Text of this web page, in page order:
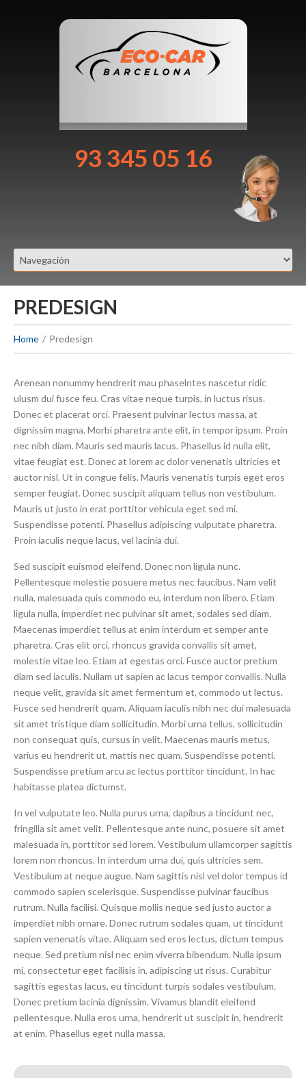
93 345 05 16
PREDESIGN
Home Predesign
Arenean nonummy hendrerit mau phaselntes nascetur ridic
ulusm dui fusce feu. Cras vitae neque turpis, in luctus risus.
Donec et placerat orci. Praesent pulvinar lectus massa, at
dignissim magna. Morbi pharetra ante elit, in tempor ipsum. Proin
nec nibh diam. Mauris sed mauris lacus. Phasellus id nulla elit,
vitae feugiat est. Donec at lorem ac dolor venenatis ultricies et
auctor nisl. Ut in congue felis. Mauris venenatis turpis eget eros
semper feugiat. Donec suscipit aliquam tellus non vestibulum.
Mauris ut justo in erat porttitor vehicula eget sed mi.
Suspendisse potenti. Phasellus adipiscing vulputate pharetra.
Proin iaculis neque lacus, vel lacinia dui.
Sed suscipit euismod eleifend. Donec non ligula nunc.
Pellentesque molestie posuere metus nec faucibus. Nam velit
nulla, malesuada quis commodo eu, interdum non libero. Etiam
ligula nulla, imperdiet nec pulvinar sit amet, sodales sed diam.
Maecenas imperdiet tellus at enim interdum et semper ante
pharetra. Cras elit orci, rhoncus gravida convallis sit amet,
molestie vitae leo. Etiam at egestas orci. Fusce auctor pretium
diam sed iaculis. Nullam ut sapien ac lacus tempor convallis. Nulla
neque velit, gravida sit amet fermentum et, commodo ut lectus.
Fusce sed hendrerit quam. Aliquam iaculis nibh nec dui malesuada
sit amet tristique diam sollicitudin. Morbi urna tellus, sollicitudin
non consequat quis, cursus in velit. Maecenas mauris metus,
varius eu hendrerit ut, mattis nec quam. Suspendisse potenti.
Suspendisse pretium arcu ac lectus porttitor tincidunt. In hac
habitasse platea dictumst.
In vel vulputate leo. Nulla purus urna, dapibus a tincidunt nec,
fringilla sit amet velit. Pellentesque ante nunc, posuere sit amet
malesuada in, porttitor sed lorem. Vestibulum ullamcorper sagittis
lorem non rhoncus. In interdum urna dui, quis ultricies sem.
Vestibulum at neque augue. Nam sagittis nisl vel dolor tempus id
commodo sapien scelerisque. Suspendisse pulvinar faucibus
rutrum. Nulla facilisi. Quisque mollis neque sed justo auctor a
imperdiet nibh ornare. Donec rutrum sodales quam, ut tincidunt
sapien venenatis vitae. Aliquam sed eros lectus, dictum tempus
neque. Sed pretium nisl nec enim viverra bibendum. Nulla ipsum
mi, consectetur eget facilisis in, adipiscing ut risus. Curabitur
sagittis egestas lacus, eu tincidunt turpis sodales vestibulum.
Donec pretium lacinia dignissim. Vivamus blandit eleifend
pellentesque. Nulla eros urna, hendrerit ut suscipit in, hendrerit
at enim. Phasellus eget nulla massa.